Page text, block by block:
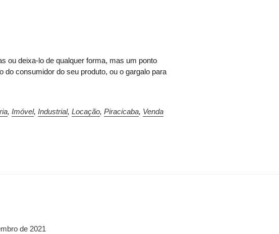
ou deixa-lo de qualquer forma, mas um ponto
do consumidor do seu produto, ou o gargalo para
,Imóvel,Industrial,Locação,Piracicaba, Venda
de 2021